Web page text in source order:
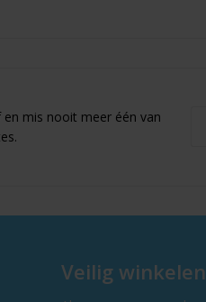
mis nooit meer één van
Veilig winkelen